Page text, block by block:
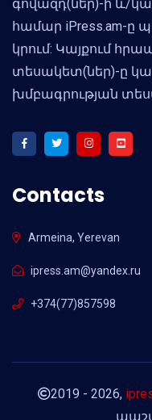
գովազդ(ներ)-ի և/
համար iPress.am-ը
կրում: Կայքում
տեսակետ(ներ)-ը
խմբագրության
Contacts
Armeina, Yerevan
ipress.am@yandex.ru
+374(77)857598
2019 - 2026,